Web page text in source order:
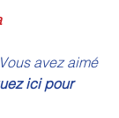
avez aimé
ici pour